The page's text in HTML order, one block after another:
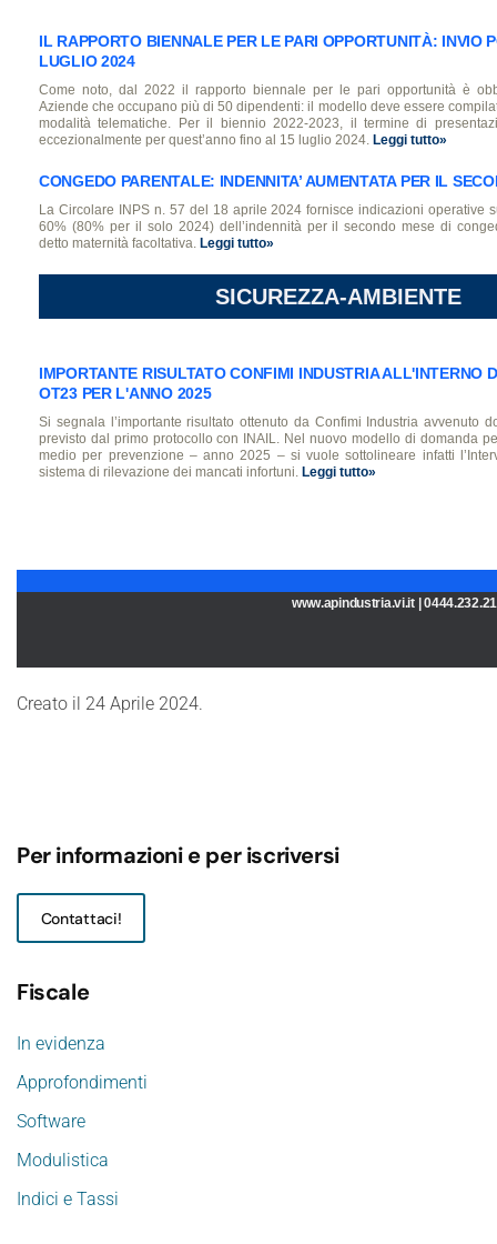
IL RAPPORTO BIENNALE PER LE PARI OPPORTUNITÀ: INVIO
LUGLIO 2024
Come noto, dal 2022 il rapporto biennale per le pari opportunità è
Aziende che occupano più di 50 dipendenti: il modello deve essere
modalità telematiche. Per il biennio 2022-2023, il termine di
eccezionalmente per quest’anno fino al 15 luglio 2024. Leggi tutto»
CONGEDO PARENTALE: INDENNITA’ AUMENTATA PER IL
La Circolare INPS n. 57 del 18 aprile 2024 fornisce indicazioni operative
60% (80% per il solo 2024) dell’indennità per il secondo mese di
detto maternità facoltativa. Leggi tutto»
SICUREZZA-AMBIENTE
IMPORTANTE RISULTATO CONFIMI INDUSTRIA ALL'INTERNO
OT23 PER L'ANNO 2025
Si segnala l’importante risultato ottenuto da Confimi Industria avvenuto
previsto dal primo protocollo con INAIL. Nel nuovo modello di domanda
medio per prevenzione – anno 2025 – si vuole sottolineare infatti
sistema di rilevazione dei mancati infortuni. Leggi tutto»
www.apindustria.vi.it |
Creato il 24 Aprile 2024.
Per informazioni e per iscriversi
Contattaci!
Fiscale
In evidenza
Approfondimenti
Software
Modulistica
Indici e Tassi